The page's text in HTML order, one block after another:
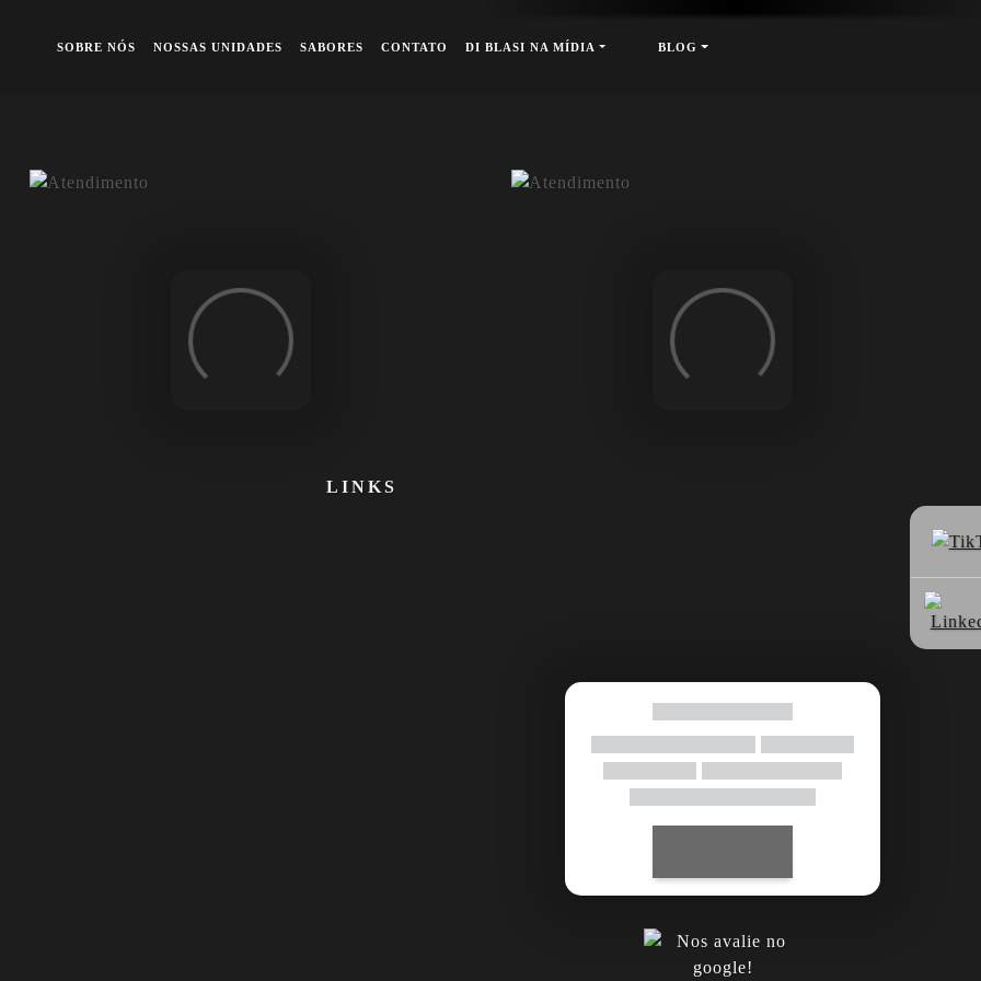
Previous
SOBRE NÓS NOSSAS UNIDADES SABORES CONTATO DI BLASI NA MÍDIA BLOG
Loading... Loading...
LINKS